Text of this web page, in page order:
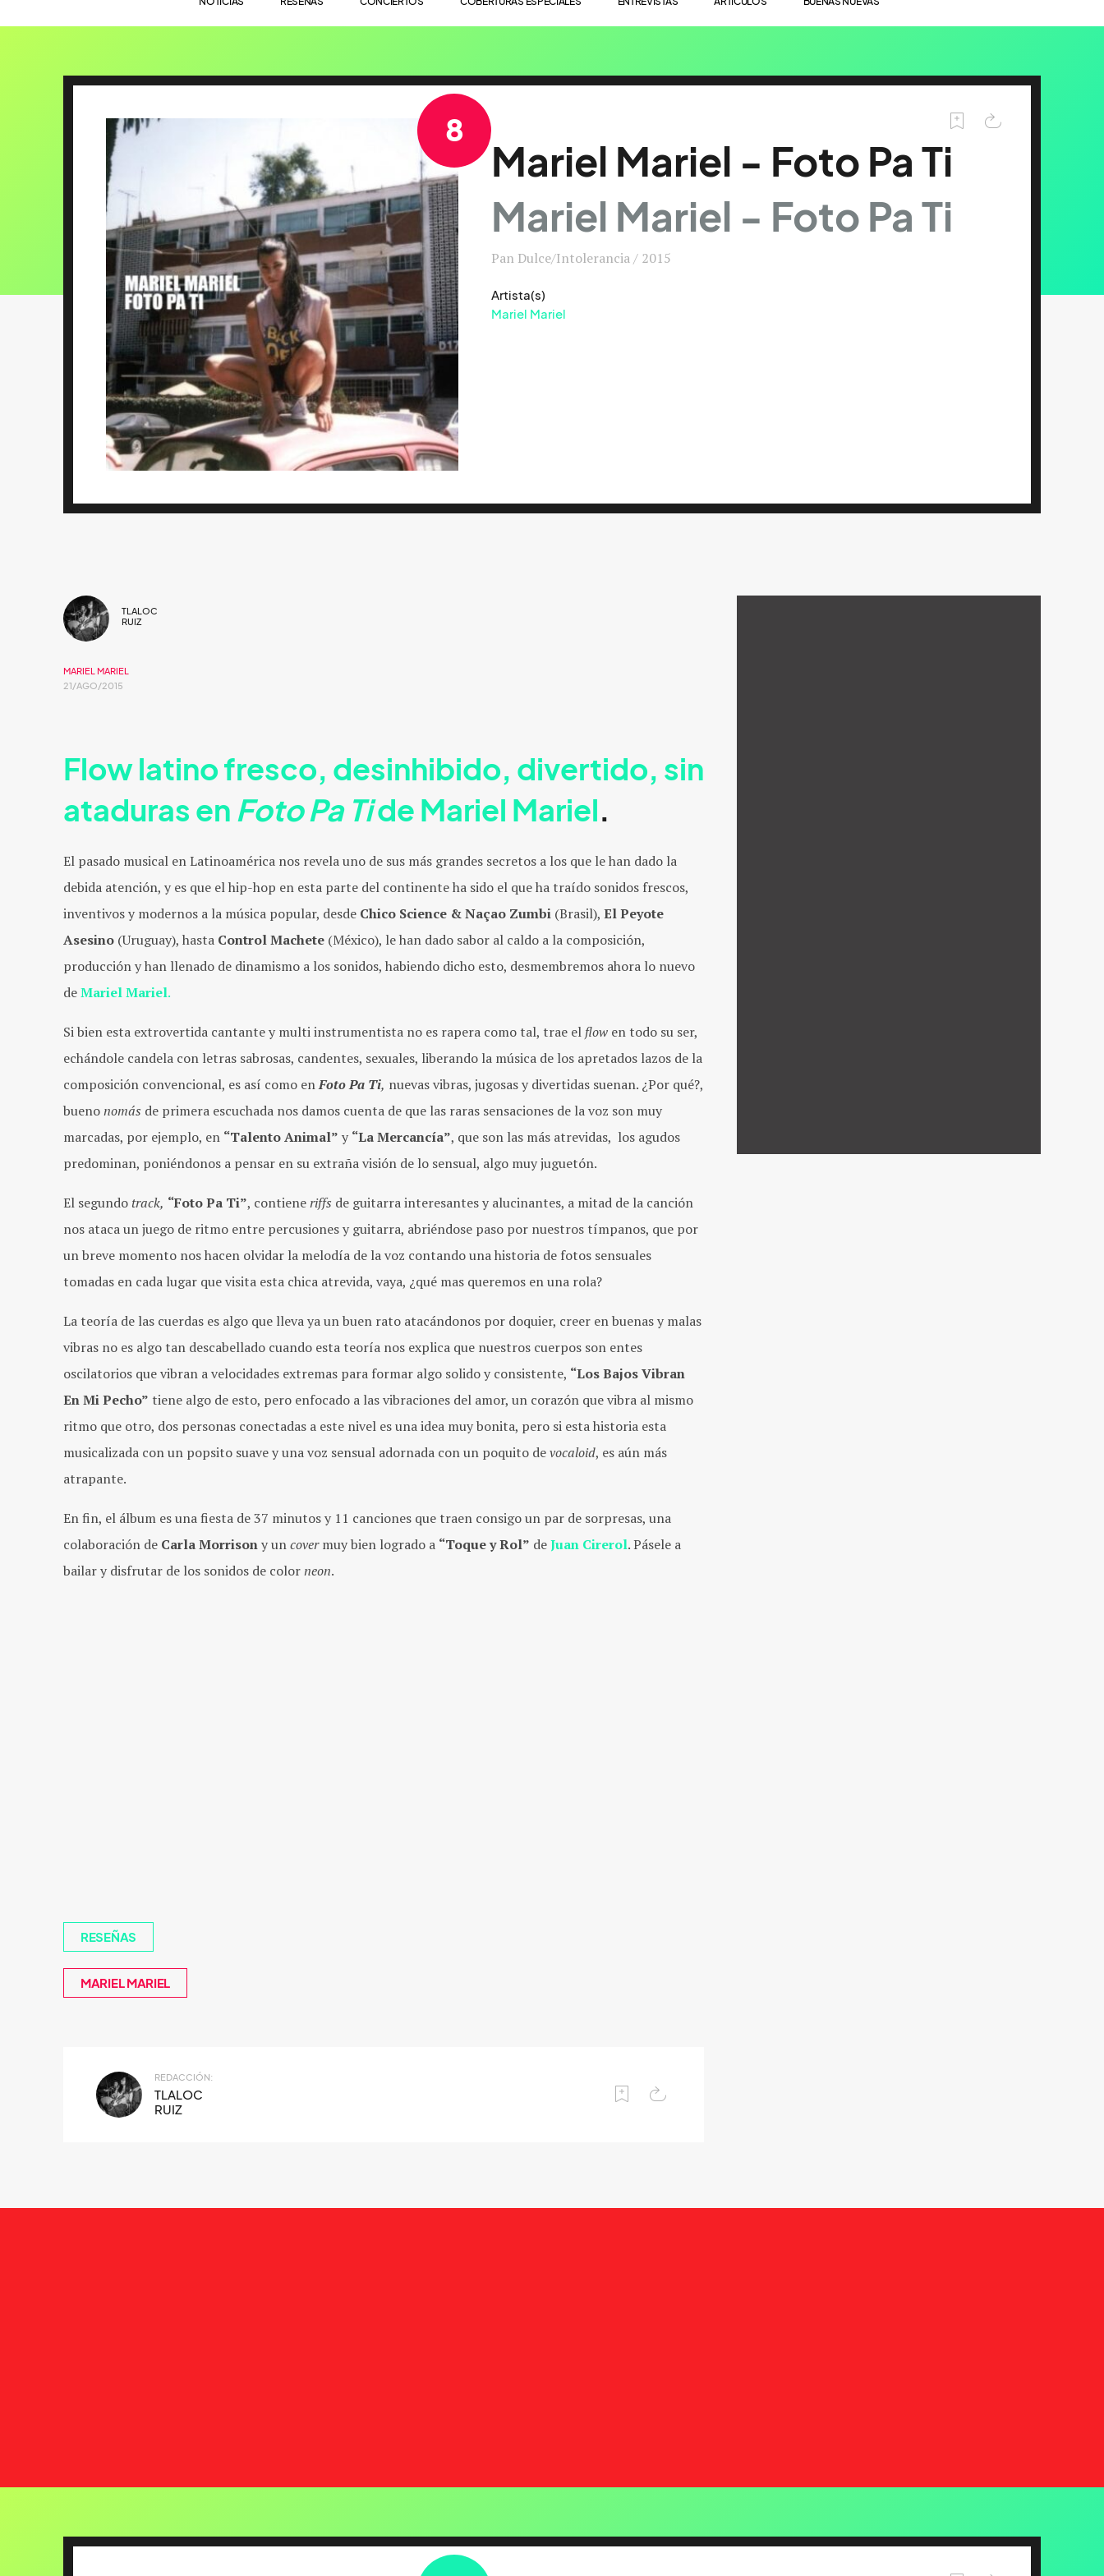
8
Mariel Mariel - Foto Pa Ti
Mariel Mariel - Foto Pa Ti
Pan Dulce/Intolerancia / 2015
Artista(s)
Mariel Mariel
TLALOC
RUIZ
MARIEL MARIEL
21/AGO/2015
Flow latino fresco, desinhibido, divertido, sin
ataduras en Foto Pa Tide Mariel Mariel.
El pasado musical en Latinoamérica nos revela uno de sus más grandes secretos a los que le han dado la
debida atención, y es que el hip-hop en esta parte del continente ha sido el que ha traído sonidos frescos,
inventivos y modernos a la música popular, desde Chico Science & Naçao Zumbi (Brasil), El Peyote
Asesino (Uruguay), hasta Control Machete (México), le han dado sabor al caldo a la composición,
producción y han llenado de dinamismo a los sonidos, habiendo dicho esto, desmembremos ahora lo nuevo
deMariel Mariel.
Si bien esta extrovertida cantante y multi instrumentista no es rapera como tal, trae el flow en todo su ser,
echándole candela con letras sabrosas, candentes, sexuales, liberando la música de los apretados lazos de la
composición convencional, es así como enFoto Pa Ti, nuevas vibras, jugosas y divertidas suenan. ¿Por qué?,
buenonomás de primera escuchada nos damos cuenta de que las raras sensaciones de la voz son muy
marcadas, por ejemplo, en “Talento Animal” y “La Mercancía”, que son las más atrevidas, los agudos
predominan, poniéndonos a pensar en su extraña visión de lo sensual, algo muy juguetón.
El segundo track, “Foto Pa Ti”, contieneriffs de guitarra interesantes y alucinantes, a mitad de la canción
nos ataca un juego de ritmo entre percusiones y guitarra, abriéndose paso por nuestros tímpanos, que por
un breve momento nos hacen olvidar la melodía de la voz contando una historia de fotos sensuales
tomadas en cada lugar que visita esta chica atrevida, vaya, ¿qué mas queremos en una rola?
La teoría de las cuerdas es algo que lleva ya un buen rato atacándonos por doquier, creer en buenas y malas
vibras no es algo tan descabellado cuando esta teoría nos explica que nuestros cuerpos son entes
oscilatorios que vibran a velocidades extremas para formar algo solido y consistente, “Los Bajos Vibran
En Mi Pecho” tiene algo de esto, pero enfocado a las vibraciones del amor, un corazón que vibra al mismo
ritmo que otro, dos personas conectadas a este nivel es una idea muy bonita, pero si esta historia esta
musicalizada con un popsito suave y una voz sensual adornada con un poquito devocaloid, es aún más
atrapante.
En fin, el álbum es una fiesta de 37 minutos y 11 canciones que traen consigo un par de sorpresas, una
colaboración de Carla Morrisony uncovermuy bien logrado a “Toque y Rol” deJuan Cirerol. Pásele a
bailar y disfrutar de los sonidos de colorneon.
RESEÑAS
MARIEL MARIEL
REDACCIÓN:
TLALOC
RUIZ